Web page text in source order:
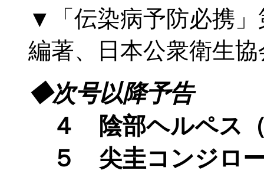
▼「伝染病予防必携
編著、日本公衆衛生
◆次号以降予告
４ 陰部ヘルペス（
５ 尖圭コンジロー